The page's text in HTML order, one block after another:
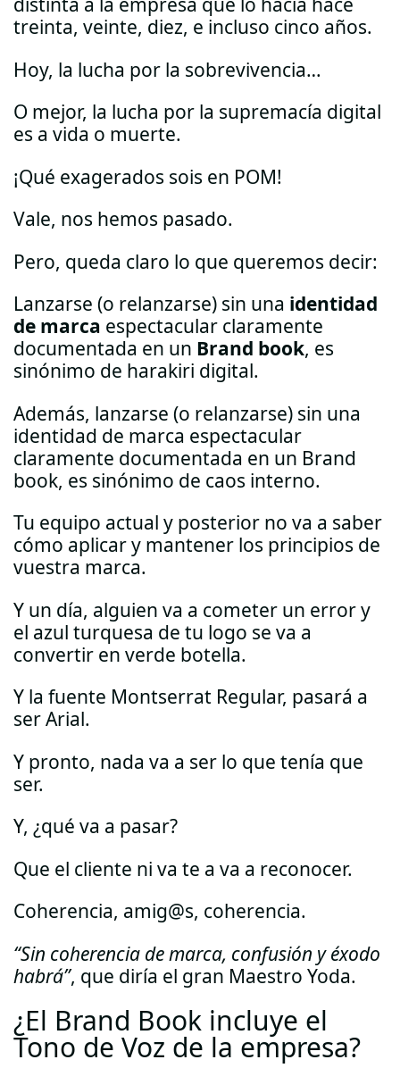
treinta, veinte, diez, e incluso cinco años.
Hoy, la lucha por la sobrevivencia…
O mejor, la lucha por la supremacía digital
es a vida o muerte.
¡Qué exagerados sois en POM!
Vale, nos hemos pasado.
Pero, queda claro lo que queremos decir:
Lanzarse (o relanzarse) sin una identidad
de marca espectacular claramente
documentada en un Brand book, es
sinónimo de harakiri digital.
Además, lanzarse (o relanzarse) sin una
identidad de marca espectacular
claramente documentada en un Brand
book, es sinónimo de caos interno.
Tu equipo actual y posterior no va a saber
cómo aplicar y mantener los principios de
vuestra marca.
Y un día, alguien va a cometer un error y
el azul turquesa de tu logo se va a
convertir en verde botella.
Y la fuente Montserrat Regular, pasará a
ser Arial.
Y pronto, nada va a ser lo que tenía que
ser.
Y, ¿qué va a pasar?
Que el cliente ni va te a va a reconocer.
Coherencia, amig@s, coherencia.
“Sin coherencia de marca, confusión y éxodo
habrá”, que diría el gran Maestro Yoda.
¿El Brand Book incluye el
Tono de Voz de la empresa?